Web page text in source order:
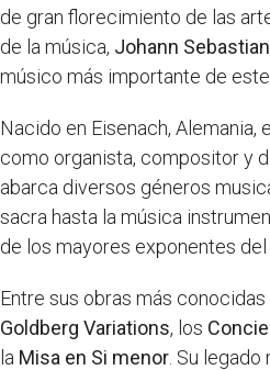
de gran florecimiento de las
de la música, Johann
músico más importante de
Nacido en Eisenach, Alemania,
como organista, compositor y
abarca diversos géneros
sacra hasta la música
de los mayores exponentes del
Entre sus obras más
Goldberg Variations, los
la Misa en Si menor . Su